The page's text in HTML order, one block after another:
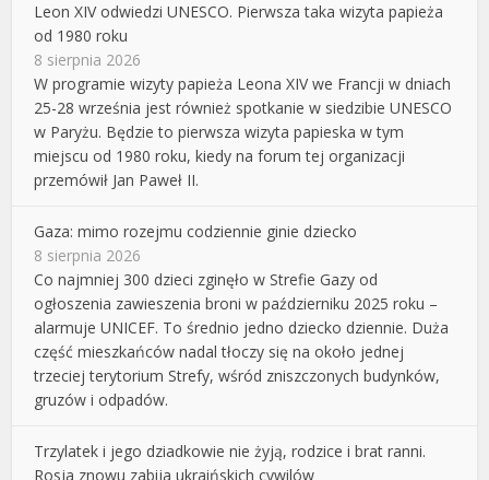
Leon XIV odwiedzi UNESCO. Pierwsza taka wizyta papieża
od 1980 roku
8 sierpnia 2026
W programie wizyty papieża Leona XIV we Francji w dniach
25-28 września jest również spotkanie w siedzibie UNESCO
w Paryżu. Będzie to pierwsza wizyta papieska w tym
miejscu od 1980 roku, kiedy na forum tej organizacji
przemówił Jan Paweł II.
Gaza: mimo rozejmu codziennie ginie dziecko
8 sierpnia 2026
Co najmniej 300 dzieci zginęło w Strefie Gazy od
ogłoszenia zawieszenia broni w październiku 2025 roku –
alarmuje UNICEF. To średnio jedno dziecko dziennie. Duża
część mieszkańców nadal tłoczy się na około jednej
trzeciej terytorium Strefy, wśród zniszczonych budynków,
gruzów i odpadów.
Trzylatek i jego dziadkowie nie żyją, rodzice i brat ranni.
Rosja znowu zabija ukraińskich cywilów